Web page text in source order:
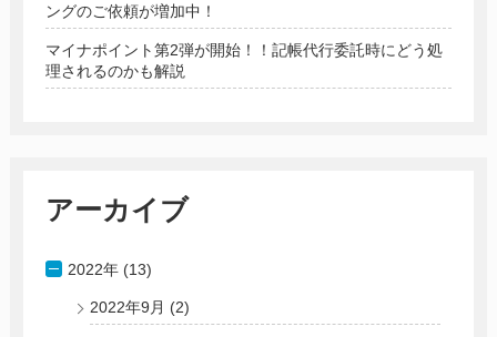
ングのご依頼が増加中！
マイナポイント第2弾が開始！！記帳代行委託時にどう処
理されるのかも解説
アーカイブ
2022年 (13)
2022年9月 (2)